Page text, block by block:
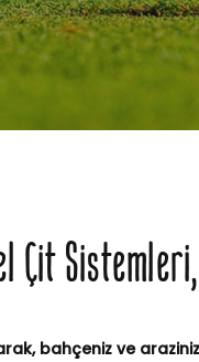
Çit
bahçeniz ve